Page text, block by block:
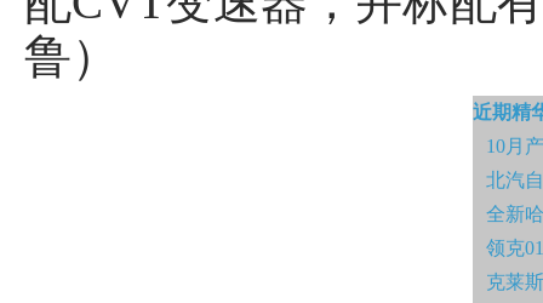
鲁）
近期精
10月
北汽
全新
领克
克莱